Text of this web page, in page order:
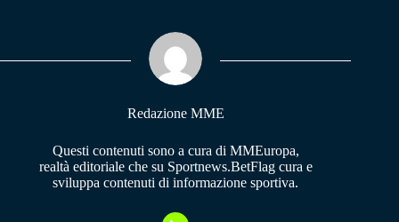
pp m
Redazione MME
Questi contenuti sono a cura di MMEuropa,
realtà editoriale che su Sportnews.BetFlag cura e
sviluppa contenuti di informazione sportiva.